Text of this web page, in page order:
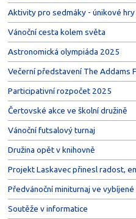
Aktivity pro sedmáky - únikové hry
Vánoční cesta kolem světa
Astronomická olympiáda 2025
Večerní představení The Addams
Participativní rozpočet 2025
Čertovské akce ve školní družině
Vánoční futsalový turnaj
Družina opět v knihovně
Projekt Laskavec přinesl radost,
Předvánoční miniturnaj ve vybíjené
Soutěže v informatice